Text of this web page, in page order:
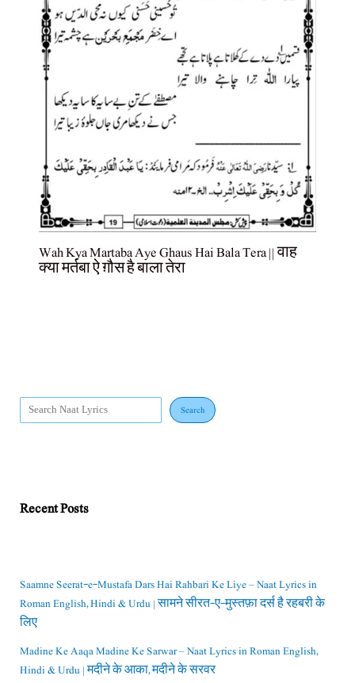
Wah Kya Martaba Aye Ghaus Hai Bala Tera || वाह
क्या मर्तबा ऐ ग़ौस है बाला तेरा
Search
Recent Posts
Saamne Seerat-e-Mustafa Dars Hai Rahbari Ke Liye – Naat Lyrics in
Roman English, Hindi & Urdu | सामने सीरत-ए-मुस्तफ़ा दर्स है रहबरी के
लिए
Madine Ke Aaqa Madine Ke Sarwar – Naat Lyrics in Roman English,
Hindi & Urdu | मदीने के आका, मदीने के सरवर